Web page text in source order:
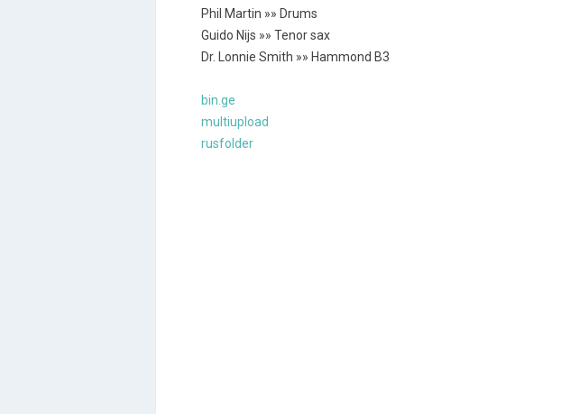
Phil Martin »» Drums
Guido Nijs »» Tenor sax
Dr. Lonnie Smith »» Hammond B3
bin.ge
multiupload
rusfolder